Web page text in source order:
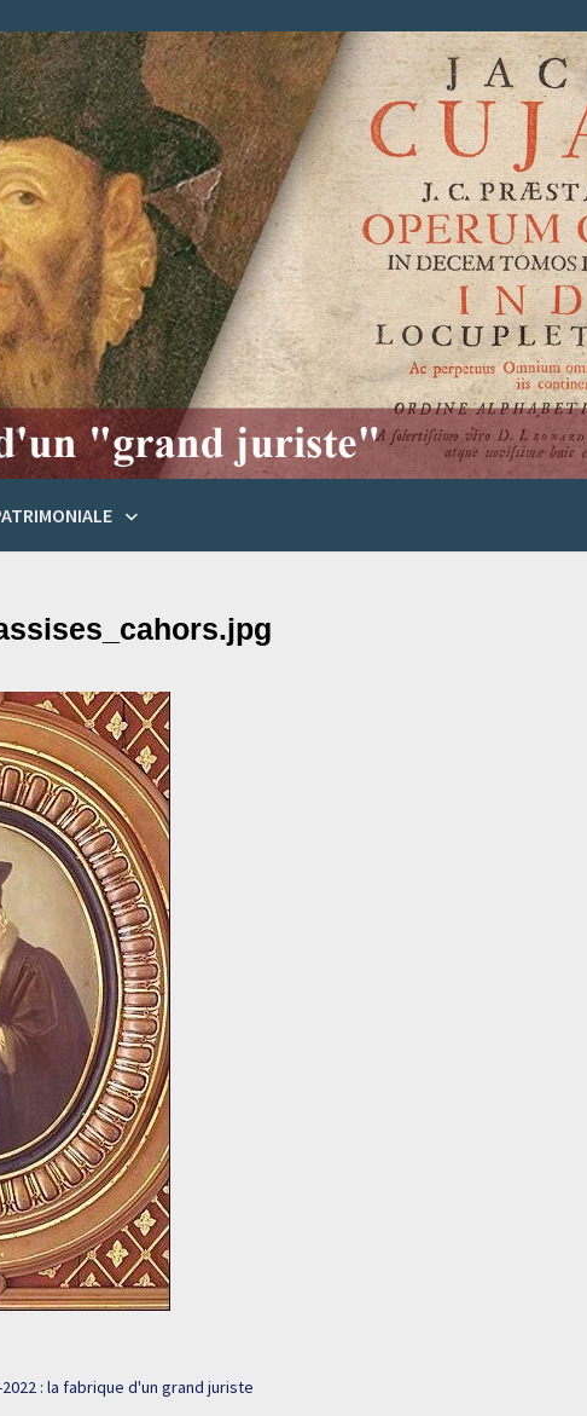
: la fabrique d'un grand juriste